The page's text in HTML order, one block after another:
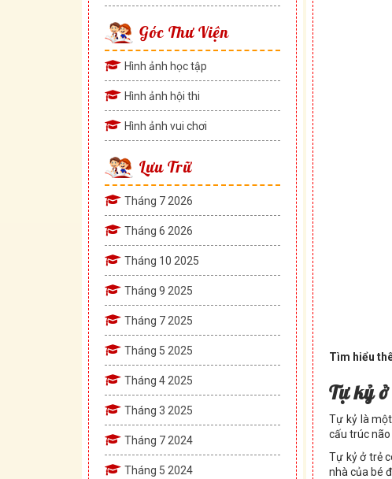
Góc Thư Viện
Hình ảnh học tập
Hình ảnh hội thi
Hình ảnh vui chơi
Lưu Trữ
Tháng 7 2026
Tháng 6 2026
Tháng 10 2025
Tháng 9 2025
Tháng 7 2025
Tháng 5 2025
Tháng 4 2025
Tháng 3 2025
Tháng 7 2024
Tháng 5 2024
Tìm hiểu
Tựkỷ ở
Tự kỷ là
cấu trúc
Tự kỷ ở trẻ
nhà của bé